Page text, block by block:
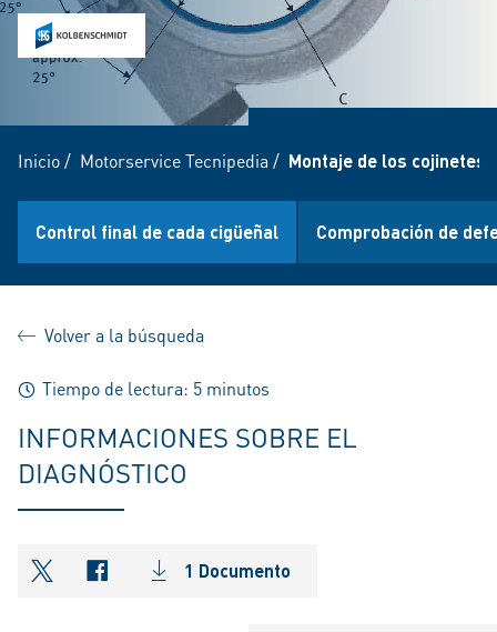
Inicio/ Motorservice Tecnipedia / Montaje de los cojinetes
Control final de cada cigüeñal Comprobación de
Volver a la búsqueda
Tiempo de lectura: 5 minutos
INFORMACIONES SOBRE EL
DIAGNÓSTICO
shareOntwitter
shareOnfacebook
1 Documento